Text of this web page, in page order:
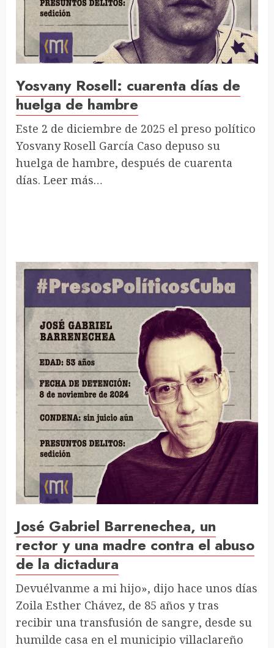
Yosvany Rosell: cuarenta días de
huelga de hambre
Este 2 de diciembre de 2025 el preso político
Yosvany Rosell García Caso depuso su
huelga de hambre, después de cuarenta
días. Leer más…
José Gabriel Barrenechea, un
rector y una madre contra el abuso
de la dictadura
Devuélvanme a mi hijo», dijo hace unos días
Zoila Esther Chávez, de 85 años y tras
recibir una transfusión de sangre, desde su
humilde casa en el municipio villaclareño